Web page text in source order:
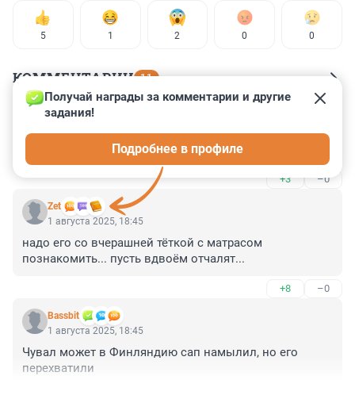
5 1 2 0 0
КОММЕНТАРИИ 11
Гость
А он точно хотел чтобы его спасали?
+3 –0
Zet
Получай награды за комментарии и другие
задания!
Подробнее в профиле
1 августа 2025, 18:45
надо его со вчерашней тёткой с матрасом
познакомить... пусть вдвоём отчалят...
+8 –0
Bassbit
1 августа 2025, 18:45
Чувал может в Финляндию сап намылил, но его
перехватили